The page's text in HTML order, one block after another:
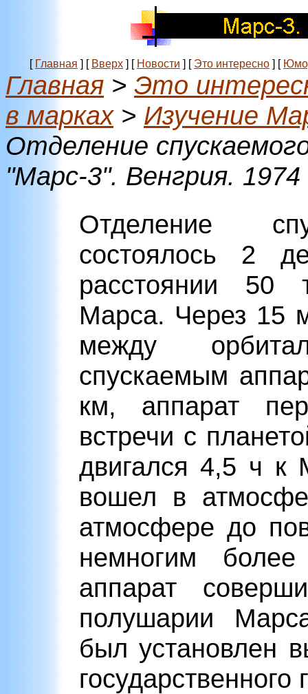
[ Главная ] [ Вверх ] [ Новости ] [ Это интересно ] [
Главная > Это
в марках> Изучение
Отделение
"Марс-3". Венгрия. 1974
Отделение
состоялось 2
расстоянии 50
Марса. Через 15
между
спускаемым
км, аппарат
встречи с
двигался 4,5 ч
вошел в
атмосфере до
немногим
аппарат
полушарии
был установлен